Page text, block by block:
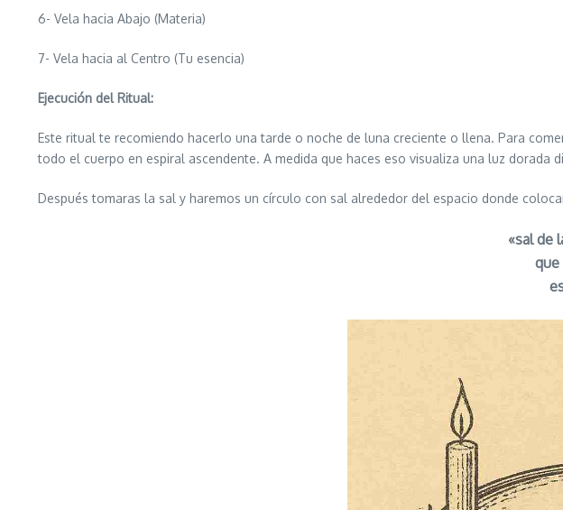
6- Vela hacia Abajo (Materia)
7- Vela hacia al Centro (Tu esencia)
Ejecución del Ritual:
Este ritual te recomiendo hacerlo una tarde o noche de luna creciente o llena. Para
todo el cuerpo en espiral ascendente. A medida que haces eso visualiza una luz dorada
Después tomaras la sal y haremos un círculo con sal alrededor del espacio donde
«sal de
que